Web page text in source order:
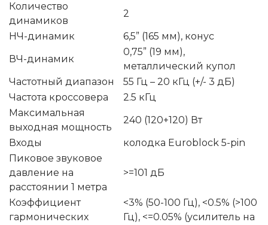
Количество
динамиков
2
НЧ-динамик
6,5” (165 мм), конус
ВЧ-динамик
0,75” (19 мм),
металлический купол
Частотный диапазон
55 Гц – 20 кГц (+/- 3 дБ)
Частота кроссовера
2.5 кГц
Максимальная
выходная мощность
240 (120+120) Вт
Входы
колодка Euroblock 5-pin
Пиковое звуковое
давление на
расстоянии 1 метра
>=101 дБ
Коэффициент
гармонических
<3% (50-100 Гц), <0.5% (>100
Гц), <=0.05% (усилитель на